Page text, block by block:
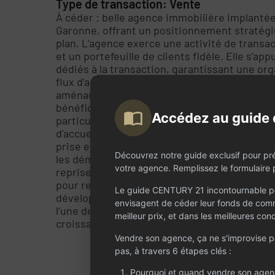
Type de transaction: Vente
À céder : belle agence immobilière
Garonne, offrant un positionnement
plan. L’agence exerce une activité de
et un portefeuille de clients fidèle. Elle
dédiés à la transaction, garantissant une
flux d’affaires. Les locaux offrent une
aménagés pour optimiser le confort de la
bénéficient d’un loyer attractif de 1 500 €
particulièrement compétitif au regard de
d’accueil soigné, bureaux fonctionnels et
prise en main immédiate et sereine.
les démarches d’acquisition. Le futur
reprise, ainsi que d’un plan
pour relancer l’agence dans les meilleures
développement. Une opportunité rare pour
l’une des zones les plus attractives du
croissance dans un marché dynamique.
Accédez au guide
Découvrez notre guide exclusif pour
votre agence. Remplissez le
Le guide CENTURY 21 incontournable
envisagent de céder leur fonds de
meilleur prix, et dans les meilleures
Vendre son agence, ça ne s'improvise
pas, à travers 6 étapes clés :
Pourquoi et quand vendre son